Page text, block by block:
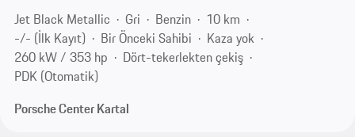
Jet Black Metallic
Gri Benzin
10 km
-/- (İlk Kayıt)
Bir Önceki Sahibi
Kaza yok
260 kW / 353 hp
Dört-tekerlekten çekiş
PDK (Otomatik)
Porsche Center Kartal